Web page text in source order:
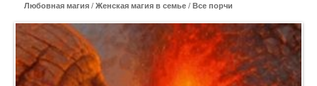
Любовная магия / Женская магия в семье / Все порчи